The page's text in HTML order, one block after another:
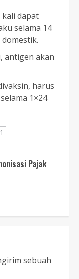
kali dapat
selama 14
antigen akan
harus
1×24
Pajak
sebuah